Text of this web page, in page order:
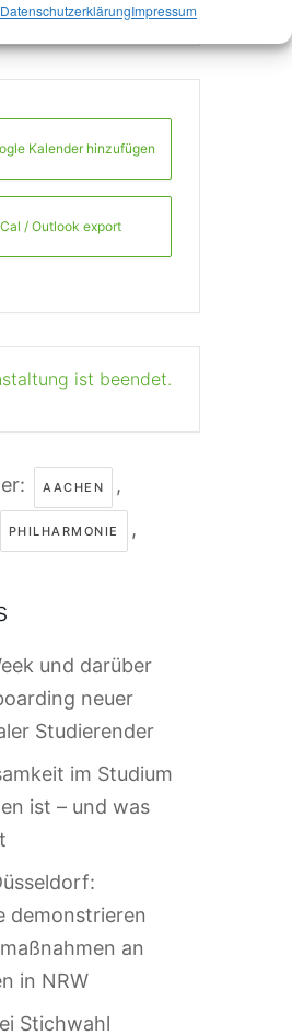
DatenschutzerklärungImpressum
Kalender hinzufügen
/ Outlook export
ist beendet.
AACHEN ,
PHILHARMONIE ,
und darüber
neuer
Studierender
im Studium
ist – und was
demonstrieren
an
in NRW
Stichwahl